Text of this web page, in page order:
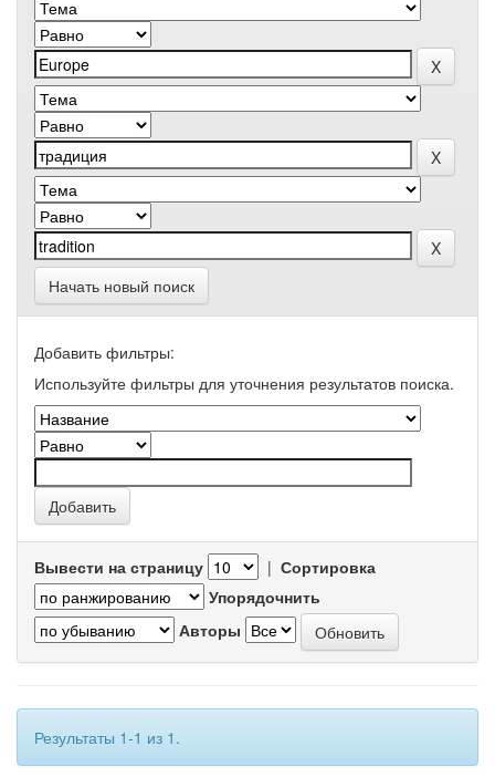
Начать новый поиск
Добавить фильтры:
Используйте фильтры для уточнения результатов поиска.
Вывести на страницу | Сортировка
Упорядочнить
Авторы
Результаты 1-1 из 1.